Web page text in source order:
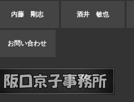
内藤 剛志 酒井 敏也
お問い合わせ